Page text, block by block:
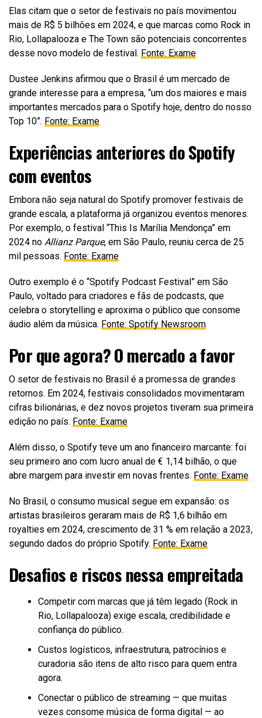
Elas citam que o setor de festivais no país movimentou
mais de R$ 5 bilhões em 2024, e que marcas como Rock in
Rio, Lollapalooza e The Town são potenciais concorrentes
desse novo modelo de festival. Fonte: Exame
Dustee Jenkins afirmou que o Brasil é um mercado de
grande interesse para a empresa, “um dos maiores e mais
importantes mercados para o Spotify hoje, dentro do nosso
Top 10”. Fonte: Exame
Experiências anteriores do Spotify
com eventos
Embora não seja natural do Spotify promover festivais de
grande escala, a plataforma já organizou eventos menores.
Por exemplo, o festival “This Is Marília Mendonça” em
2024 no Allianz Parque, em São Paulo, reuniu cerca de 25
mil pessoas. Fonte: Exame
Outro exemplo é o “Spotify Podcast Festival” em São
Paulo, voltado para criadores e fãs de podcasts, que
celebra o storytelling e aproxima o público que consome
áudio além da música. Fonte: Spotify Newsroom
Por que agora? O mercado a favor
O setor de festivais no Brasil é a promessa de grandes
retornos. Em 2024, festivais consolidados movimentaram
cifras bilionárias, e dez novos projetos tiveram sua primeira
edição no país. Fonte: Exame
Além disso, o Spotify teve um ano financeiro marcante: foi
seu primeiro ano com lucro anual de € 1,14 bilhão, o que
abre margem para investir em novas frentes. Fonte: Exame
No Brasil, o consumo musical segue em expansão: os
artistas brasileiros geraram mais de R$ 1,6 bilhão em
royalties em 2024, crescimento de 31 % em relação a 2023,
segundo dados do próprio Spotify. Fonte: Exame
Desafios e riscos nessa empreitada
Competir com marcas que já têm legado (Rock in
Rio, Lollapalooza) exige escala, credibilidade e
confiança do público.
Custos logísticos, infraestrutura, patrocínios e
curadoria são itens de alto risco para quem entra
agora.
Conectar o público de streaming — que muitas
vezes consome música de forma digital — ao